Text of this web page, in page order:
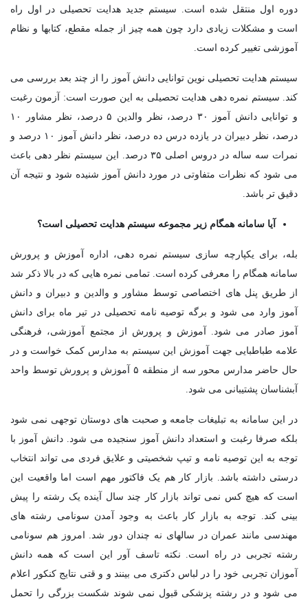
دوره اول منتقل شده است. سیستم جدید هدایت تحصیلی در اول راه
است و مشکلات زیادی دارد چون همه چیز از جمله مقطع، کتابها و نظام
آموزشی تغییر کرده است.
سیستم هدایت تحصیلی نوین توانایی دانش آموز را از چند بعد بررسی می
کند. سیستم نمره دهی هدایت تحصیلی به این صورت است: آزمون رغبت
و توانایی دانش آموز ۳۰ درصد، نظر والدین ۵ درصد، نظر مشاور ۱۰
درصد، نظر دبیران در یازده درس ده درصد، نظر دانش آموز ۱۰ درصد و
نمرات سه ساله در دروس اصلی ۳۵ درصد. این سیستم نظر دهی باعث
می شود که نظرات متفاوتی در مورد دانش آموز شنیده شود و نتیجه آن
دقیق تر باشد.
آیا سامانه همگام زیر مجموعه سیستم هدایت تحصیلی است؟
بله، برای یکپارچه سازی سیستم نمره دهی، اداره آموزش و پرورش
سامانه همگام را معرفی کرده است. تمامی نمره هایی که در بالا ذکر شد
از طریق پنل های اختصاصی توسط مشاور و والدین و دبیران و دانش
آموز وارد می شود و برگه توصیه نامه تحصیلی در تیر ماه برای دانش
آموز صادر می شود. آموزش و پرورش از مجتمع آموزشی، فرهنگی
علامه طباطبایی جهت آموزش این سیستم به مدارس کمک خواست و در
حال حاضر مدارس محور سه از منطقه ۵ آموزش و پرورش توسط واحد
آبشناسان پشتیبانی می شود.
در این سامانه به تبلیغات جامعه و صحبت های دوستان توجهی نمی شود
بلکه صرفا رغبت و استعداد دانش آموز سنجیده می شود. دانش آموز با
توجه به این توصیه نامه و تیپ شخصیتی و علایق فردی می تواند انتخاب
درستی داشته باشد. بازار کار هم یک فاکتور مهم است اما واقعیت این
است که هیچ کس نمی تواند بازار کار چند سال آینده یک رشته را پیش
بینی کند. توجه به بازار کار باعث به وجود آمدن سونامی رشته های
مهندسی مانند عمران در سالهای نه چندان دور شد. امروز هم سونامی
رشته تجربی در راه است. نکته تاسف آور این است که همه دانش
آموزان تجربی خود را در لباس دکتری می بینند و و قتی نتایج کنکور اعلام
می شود و در رشته پزشکی قبول نمی شوند شکست بزرگی را تحمل